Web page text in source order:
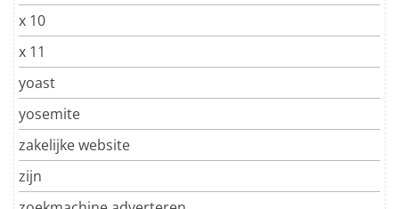
x 10
x 11
yoast
yosemite
zakelijke website
zijn